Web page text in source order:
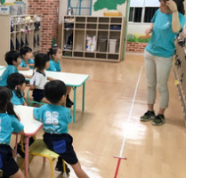
内校
211-4427